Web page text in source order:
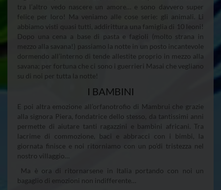
tra l’altro vedo nascere un amore… e sono davvero super
felice per loro! Ma veniamo alle cose serie: gli animali. Li
abbiamo visti quasi tutti, addirittura una famiglia di 10 leoni!
Dopo una cena a base di pasta e fagioli (molto strana in
mezzo alla savana!) passiamo la notte in un posto incantevole
dormendo all’interno di tende allestite proprio in mezzo alla
savana; per fortuna che ci sono i guerrieri Masai che vegliano
su di noi per tutta la notte!
I BAMBINI
E poi altra emozione all’orfanotrofio di Mambrui che grazie
alla signora Piera, fondatrice dello stesso, da tantissimi anni
permette di aiutare tanti ragazzini e bambini africani. Tra
lacrime di commozione, baci e abbracci con i bimbi, la
giornata finisce e noi ritorniamo con un po’di tristezza nel
nostro villaggio…
Ma è ora di ritornarsene in Italia portando con noi un
bagaglio di emozioni non indifferente…